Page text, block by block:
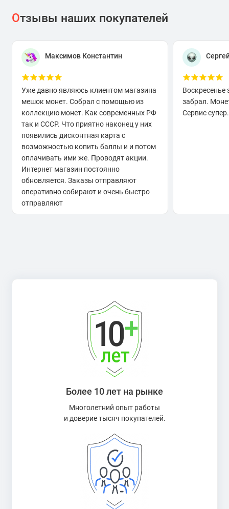
Отзывы наших покупателей
Максимов Константин
Уже давно являюсь клиентом магазина
мешок монет. Собрал с помощью из
коллекцию монет. Как современных РФ
так и СССР. Что приятно наконец у них
появились дисконтная карта с
возможностью копить баллы и и потом
оплачивать ими же. Проводят акции.
Интернет магазин постоянно
обновляется. Заказы отправляют
оперативно собирают и очень быстро
отправляют
Воскресенье
забрал.
Сервис
Более 10 лет на рынке
Многолетний опыт работы
и доверие тысяч покупателей.